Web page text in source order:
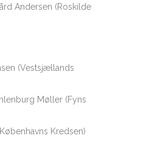
Andersen (Roskilde
(Vestsjællands
Møller (Fyns
Kredsen)